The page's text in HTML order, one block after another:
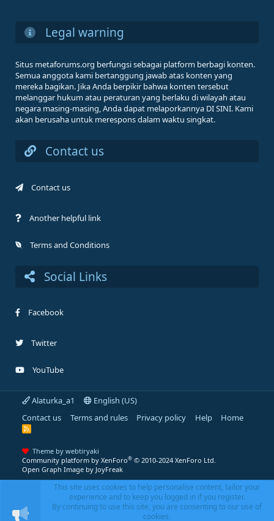
Legal warning
Situs metaforums.org berfungsi sebagai platform berbagi konten.
Semua anggota kami bertanggung jawab atas konten yang
mereka bagikan. Jika Anda berpikir bahwa konten tersebut
melanggar hukum atau peraturan yang berlaku di wilayah atau
negara masing-masing, Anda dapat melaporkannya DI SINI. Kami
akan berusaha untuk merespons dalam waktu singkat.
Contact us
Contact us
Another helpful link
Terms and Conditions
Social Links
Facebook
Twitter
YouTube
Alaturka_a1
English (US)
Contact us
Terms and rules Privacy policy Help Home
R
Theme by webtiryaki
Community platform by XenForo® © 2010-2024 XenForo Ltd.
Open Graph Image by JoyFreak
This site uses cookies to help personalise content, tailor your
experience and to keep you logged in if you register.
By continuing to use this site, you are consenting to our use of
cookies.